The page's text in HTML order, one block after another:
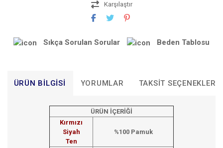
Karşılaştır
Sıkça Sorulan Sorular Beden Tablosu
ÜRÜN BILGISI YORUMLAR TAKSIT SEÇENEKLERI
ÜRÜN İÇERİĞİ
Kırmızı
Siyah
Ten
%100 Pamuk